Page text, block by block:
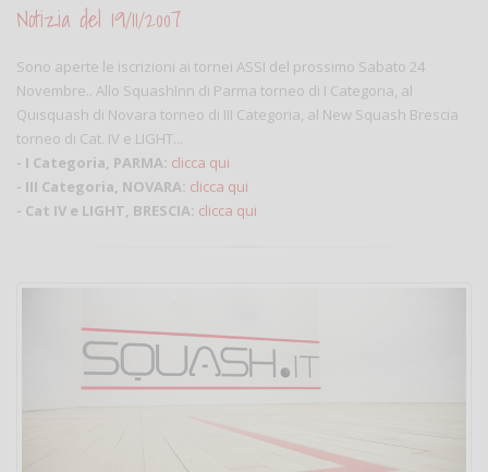
Notizia del 19/11/2007
Sono aperte le iscrizioni ai tornei ASSI del prossimo Sabato 24
Novembre.. Allo SquashInn di Parma torneo di I Categoria, al
Quisquash di Novara torneo di III Categoria, al New Squash Brescia
torneo di Cat. IV e LIGHT...
- I Categoria, PARMA: clicca qui
- III Categoria, NOVARA: clicca qui
- Cat IV e LIGHT, BRESCIA: clicca qui